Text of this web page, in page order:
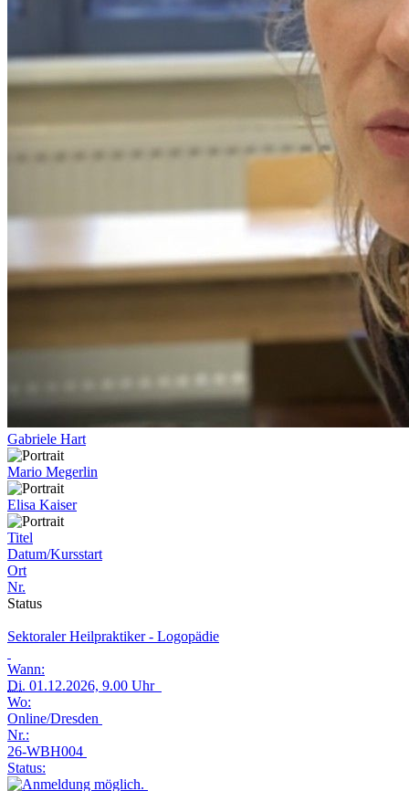
Gabriele Hart
Mario Megerlin
Elisa Kaiser
Titel
Datum/Kursstart
Ort
Nr.
Status
Sektoraler Heilpraktiker - Logopädie
Wann:
Di. 01.12.2026, 9.00 Uhr
Wo:
Online/Dresden
Nr.:
26-WBH004
Status: